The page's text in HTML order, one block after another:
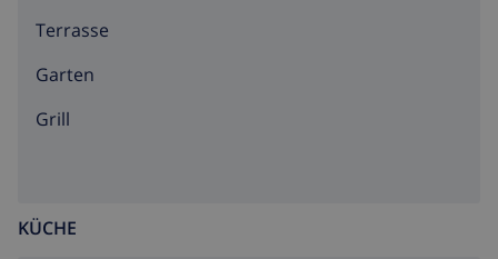
Terrasse
Garten
Grill
KÜCHE